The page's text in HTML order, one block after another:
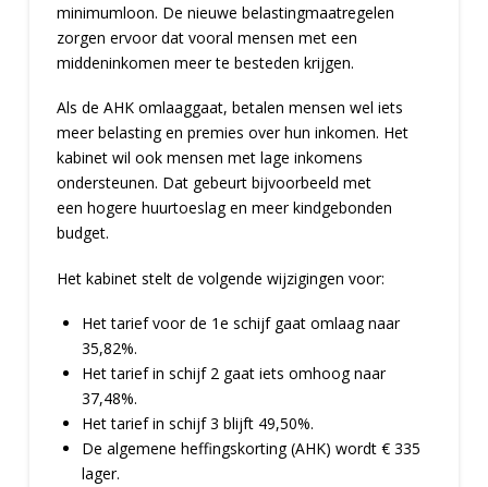
minimumloon. De nieuwe belastingmaatregelen
zorgen ervoor dat vooral mensen met een
middeninkomen meer te besteden krijgen.
Als de AHK omlaaggaat, betalen mensen wel iets
meer belasting en premies over hun inkomen. Het
kabinet wil ook mensen met lage inkomens
ondersteunen. Dat gebeurt bijvoorbeeld met
een hogere huurtoeslag en meer kindgebonden
budget.
Het kabinet stelt de volgende wijzigingen voor:
Het tarief voor de 1e schijf gaat omlaag naar
35,82%.
Het tarief in schijf 2 gaat iets omhoog naar
37,48%.
Het tarief in schijf 3 blijft 49,50%.
De algemene heffingskorting (AHK) wordt € 335
lager.